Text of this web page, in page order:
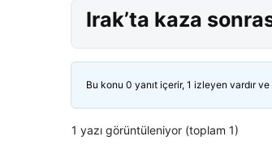
Irak’ta kaza
Bu konu 0 yanıt içerir, 1 izleyen vardır ve
1 yazı görüntüleniyor (toplam 1)